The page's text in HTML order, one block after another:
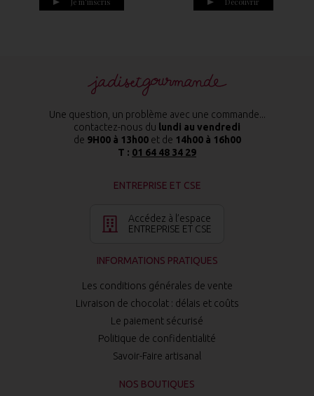
Une question, un problème avec une commande...
contactez-nous du lundi au vendredi
de 9H00 à 13h00et de 14h00 à 16h00
T : 01 64 48 34 29
ENTREPRISE ET CSE
Accédez à l’espace
ENTREPRISE ET CSE
INFORMATIONS PRATIQUES
Les conditions générales de vente
Livraison de chocolat : délais et coûts
Le paiement sécurisé
Politique de confidentialité
Savoir-Faire artisanal
NOS BOUTIQUES